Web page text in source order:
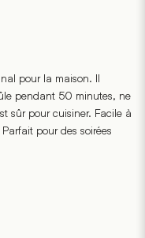
pour la maison. Il
pendant 50 minutes, ne
sûr pour cuisiner. Facile à
pour des soirées